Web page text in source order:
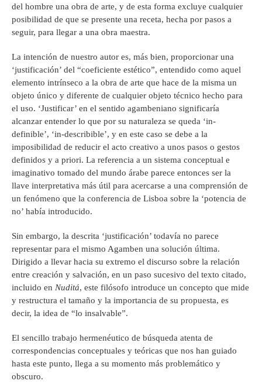
del hombre una obra de arte, y de esta forma excluye cualquier
posibilidad de que se presente una receta, hecha por pasos a
seguir, para llegar a una obra maestra.
La intención de nuestro autor es, más bien, proporcionar una
‘justificación’ del “coeficiente estético”, entendido como aquel
elemento intrínseco a la obra de arte que hace de la misma un
objeto único y diferente de cualquier objeto técnico hecho para
el uso. ‘Justificar’ en el sentido agambeniano significaría
alcanzar entender lo que por su naturaleza se queda ‘in-
definible’, ‘in-describible’, y en este caso se debe a la
imposibilidad de reducir el acto creativo a unos pasos o gestos
definidos y a priori. La referencia a un sistema conceptual e
imaginativo tomado del mundo árabe parece entonces ser la
llave interpretativa más útil para acercarse a una comprensión de
un fenómeno que la conferencia de Lisboa sobre la ‘potencia de
no’ había introducido.
Sin embargo, la descrita ‘justificación’ todavía no parece
representar para el mismo Agamben una solución última.
Dirigido a llevar hacia su extremo el discurso sobre la relación
entre creación y salvación, en un paso sucesivo del texto citado,
incluido en Nuditá, este filósofo introduce un concepto que mide
y restructura el tamaño y la importancia de su propuesta, es
decir, la idea de “lo insalvable”.
El sencillo trabajo hermenéutico de búsqueda atenta de
correspondencias conceptuales y teóricas que nos han guiado
hasta este punto, llega a su momento más problemático y
obscuro.